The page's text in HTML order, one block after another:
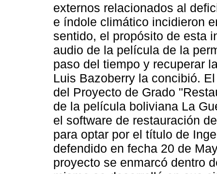
externos relacionados al
e índole climático incidieron
sentido, el propósito de esta
audio de la película de la
paso del tiempo y recuperar
Luis Bazoberry la concibió.
del Proyecto de Grado
de la película boliviana La
el software de restauración
para optar por el título de
defendido en fecha 20 de
proyecto se enmarcó dentro